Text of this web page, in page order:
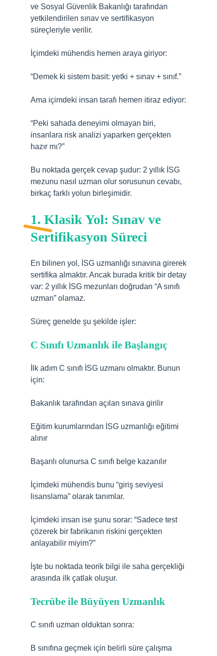
ve Sosyal Güvenlik Bakanlığı tarafından
yetkilendirilen sınav ve sertifikasyon
süreçleriyle verilir.
İçimdeki mühendis hemen araya giriyor:
“Demek ki sistem basit: yetki + sınav + sınıf.”
Ama içimdeki insan tarafı hemen itiraz ediyor:
“Peki sahada deneyimi olmayan biri,
insanlara risk analizi yaparken gerçekten
hazır mı?”
Bu noktada gerçek cevap şudur: 2 yıllık İSG
mezunu nasıl uzman olur sorusunun cevabı,
birkaç farklı yolun birleşimidir.
1. Klasik Yol: Sınav ve
Sertifikasyon Süreci
En bilinen yol, İSG uzmanlığı sınavına girerek
sertifika almaktır. Ancak burada kritik bir detay
var: 2 yıllık İSG mezunları doğrudan “A sınıfı
uzman” olamaz.
Süreç genelde şu şekilde işler:
C Sınıfı Uzmanlık ile Başlangıç
İlk adım C sınıfı İSG uzmanı olmaktır. Bunun
için:
Bakanlık tarafından açılan sınava girilir
Eğitim kurumlarından İSG uzmanlığı eğitimi
alınır
Başarılı olunursa C sınıfı belge kazanılır
İçimdeki mühendis bunu “giriş seviyesi
lisanslama” olarak tanımlar.
İçimdeki insan ise şunu sorar: “Sadece test
çözerek bir fabrikanın riskini gerçekten
anlayabilir miyim?”
İşte bu noktada teorik bilgi ile saha gerçekliği
arasında ilk çatlak oluşur.
Tecrübe ile Büyüyen Uzmanlık
C sınıfı uzman olduktan sonra:
B sınıfına geçmek için belirli süre çalışma